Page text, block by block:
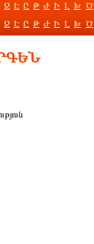
Զ Է Ը Թ Ժ Ի Լ Խ Ծ
Զ Է Ը Թ Ժ Ի Լ Խ Ծ